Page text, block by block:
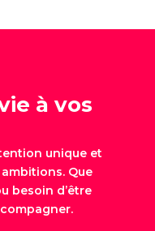
à vos
unique et
Que
besoin d’être